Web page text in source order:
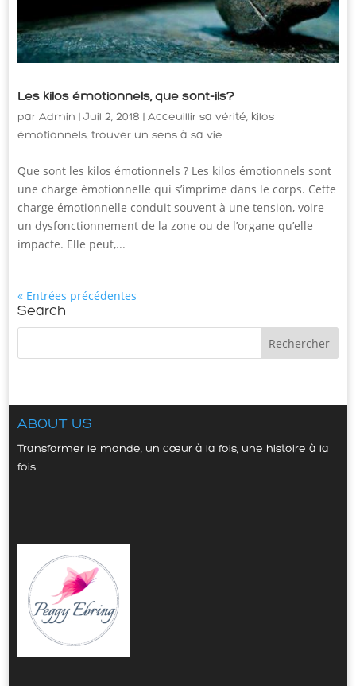
Les kilos émotionnels, que sont-ils?
par Admin Juil 2, 2018 Acceuillir sa vérité, kilos
émotionnels, trouver un sens à sa vie
Que sont les kilos émotionnels ? Les kilos émotionnels sont
une charge émotionnelle qui s’imprime dans le corps. Cette
charge émotionnelle conduit souvent à une tension, voire
un dysfonctionnement de la zone ou de l’organe qu’elle
impacte. Elle peut,...
« Entrées précédentes
Search
ABOUT US
Transformer le monde, un cœur à la fois, une histoire à la
fois.